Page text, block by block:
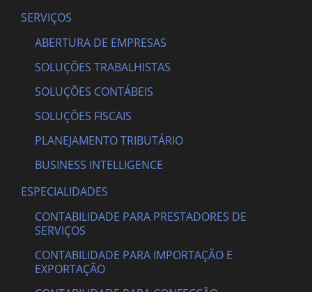
SERVIÇOS
ABERTURA DE EMPRESAS
SOLUÇÕES TRABALHISTAS
SOLUÇÕES CONTÁBEIS
SOLUÇÕES FISCAIS
PLANEJAMENTO TRIBUTÁRIO
BUSINESS INTELLIGENCE
ESPECIALIDADES
CONTABILIDADE PARA PRESTADORES DE
SERVIÇOS
CONTABILIDADE PARA IMPORTAÇÃO E
EXPORTAÇÃO